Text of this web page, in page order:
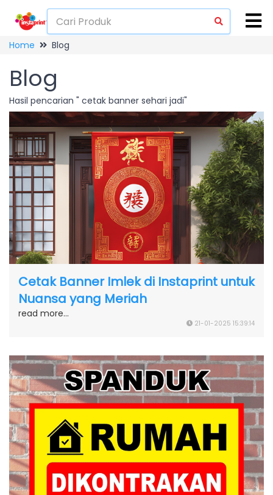
Home Blog
Blog
Hasil pencarian " cetak banner sehari jadi"
Cetak Banner Imlek di Instaprint untuk
Nuansa yang Meriah
read more...
21-01-2025 15:39:14